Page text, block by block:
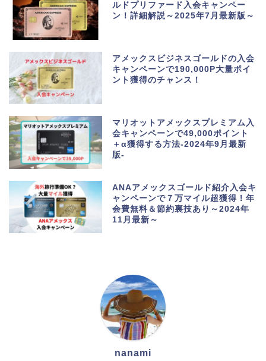
ルドプリファード入会キャンペー
ン！詳細解説～2025年7月最新版～
アメックスビジネスゴールドの入会
キャンペーンで190,000P大量ポイ
ント獲得のチャンス！
マリオットアメックスプレミアム入
会キャンペーンで49,000ポイント
＋α獲得する方法-2024年9月最新
版-
ANAアメックスゴールド紹介入会キ
ャンペーンで７万マイル超獲得！年
会費無料＆節約裏技あり～2024年
11月最新～
nanami